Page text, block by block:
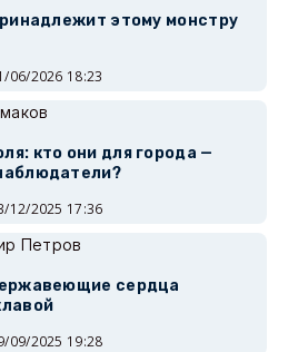
этому монстру
06/2026 18:23
кто они для города —
12/2025 17:36
Петров
сердца
09/2025 19:28